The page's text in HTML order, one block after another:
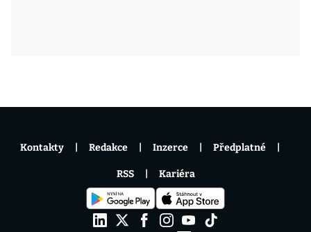
Kontakty Redakce Inzerce Předplatné
RSS Kariéra